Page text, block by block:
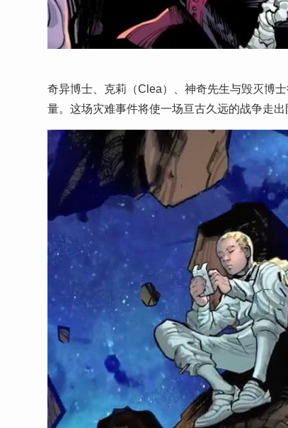
奇异博士、克莉（Clea）、神奇先生与毁灭博
量。这场灾难事件将使一场亘古久远的战争走